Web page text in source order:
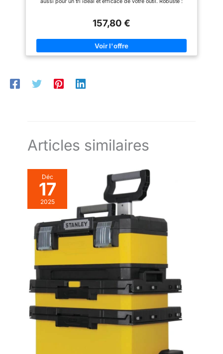
aux rayures, tiroirs avec glissières à roulement à billes. Facile
que les outils restent en place et évitent les cliquetis lors du
déplacement du chariot. Utilisation flexible : 2 roulettes fixes et
2 roulettes pivotantes avec frein de stationnement pour un
tiroirs (2 clés incluses dans la livraison).
157,80 €
Articles similaires
Déc
17
2025